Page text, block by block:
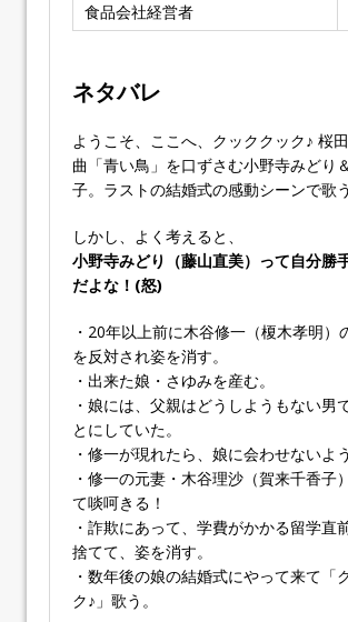
食品会社経営者
ネタバレ
ようこそ、ここへ、クッククック♪ 桜
曲「青い鳥」を口ずさむ小野寺みどり
子。ラストの結婚式の感動シーンで歌
しかし、よく考えると、
小野寺みどり（藤山直美）って自分勝
だよな！(怒)
・20年以上前に木谷修一（榎木孝明）
を反対され姿を消す。
・出来た娘・さゆみを産む。
・娘には、父親はどうしようもない男
とにしていた。
・修一が現れたら、娘に会わせないよ
・修一の元妻・木谷理沙（賀来千香子
て啖呵きる！
・詐欺にあって、学費がかかる留学直
捨てて、姿を消す。
・数年後の娘の結婚式にやって来て「
ク♪」歌う。